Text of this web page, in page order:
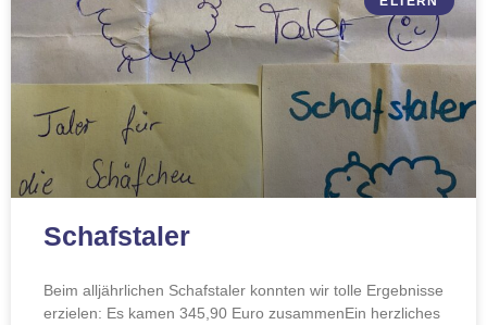
Schafstaler
Beim alljährlichen Schafstaler konnten wir tolle Ergebnisse
erzielen: Es kamen 345,90 Euro zusammenEin herzliches